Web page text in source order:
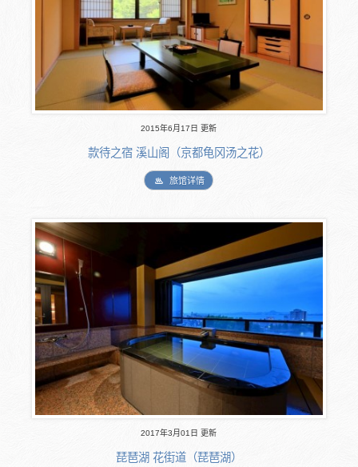
2015年6月17日 更新
款待之宿 溪山阁（京都龟冈汤之花）
旅馆详情
2017年3月01日 更新
琵琶湖 花街道（琵琶湖）